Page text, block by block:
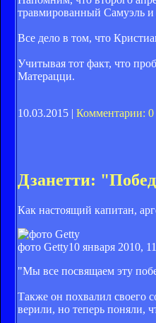
травмированный Самуэль
Все дело в том, что
Учитывая тот факт, что
Матерацци.
10.03.2015 | Комментарии: 0
Дзанетти:
Как настоящий капитан,
фото Getty10 января 2010,
"Мы все посвящаем эту
Также он похвалил своего
верили, но теперь поняли,